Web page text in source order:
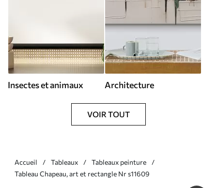
Insectes et animaux Architecture
VOIR TOUT
Accueil Tableaux
Tableaux peinture
Tableau Chapeau, art et rectangle Nr s11609